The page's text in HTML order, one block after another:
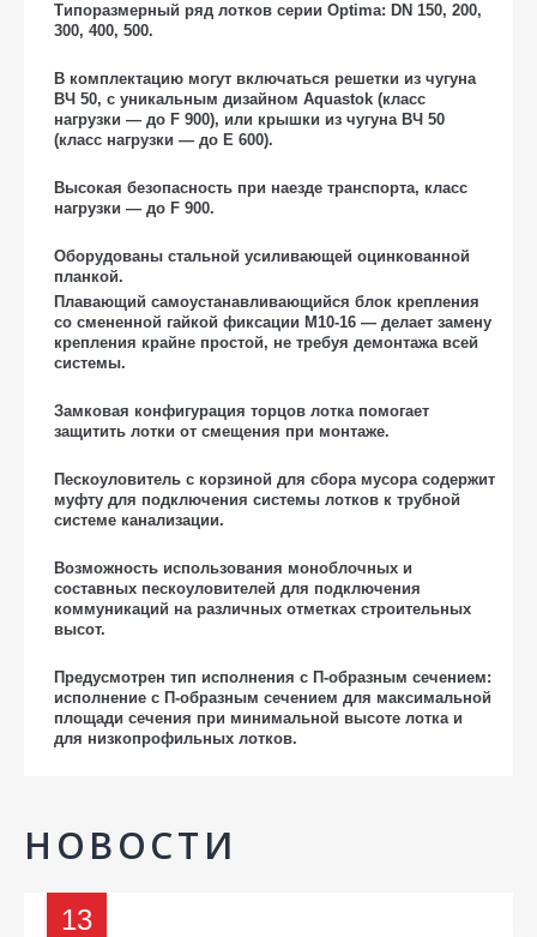
Типоразмерный ряд лотков серии Optima: DN 150, 200,
300, 400, 500.
В комплектацию могут включаться решетки из чугуна
ВЧ 50, с уникальным дизайном Aquastok (класс
нагрузки — до F 900), или крышки из чугуна ВЧ 50
(класс нагрузки — до Е 600).
Высокая безопасность при наезде транспорта, класс
нагрузки — до F 900.
Оборудованы стальной усиливающей оцинкованной
планкой.
Плавающий самоустанавливающийся блок крепления
со смененной гайкой фиксации М10-16 — делает замену
крепления крайне простой, не требуя демонтажа всей
системы.
Замковая конфигурация торцов лотка помогает
защитить лотки от смещения при монтаже.
Пескоуловитель с корзиной для сбора мусора содержит
муфту для подключения системы лотков к трубной
системе канализации.
Возможность использования моноблочных и
составных пескоуловителей для подключения
коммуникаций на различных отметках строительных
высот.
Предусмотрен тип исполнения с П-образным сечением:
исполнение с П-образным сечением для максимальной
площади сечения при минимальной высоте лотка и
для низкопрофильных лотков.
НОВОСТИ
13